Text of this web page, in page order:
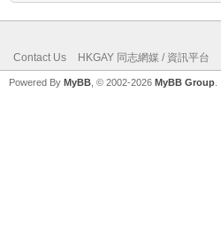
Contact Us HKGAY 同志網媒 / 資訊平台
Powered By MyBB , © 2002-2026 MyBB Group